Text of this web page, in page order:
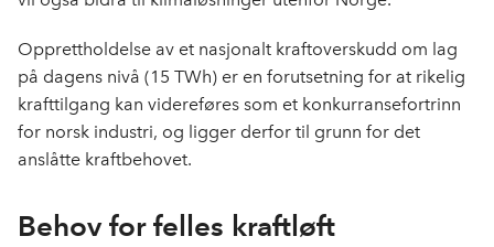
Opprettholdelse av et nasjonalt kraftoverskudd om lag
på dagens nivå (15 TWh) er en forutsetning for at rikelig
krafttilgang kan videreføres som et konkurransefortrinn
for norsk industri, og ligger derfor til grunn for det
anslåtte kraftbehovet.
Behov for felles kraftløft